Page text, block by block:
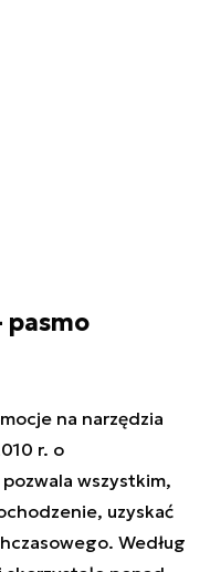
pasmo
na narzędzia
r. o
wszystkim,
uzyskać
Według